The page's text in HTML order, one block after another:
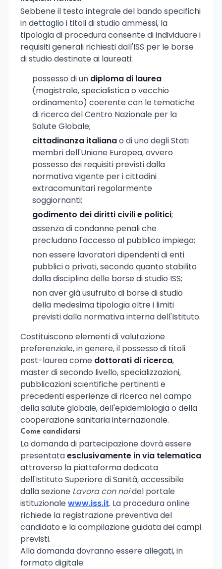
Sebbene il testo integrale del bando specifichi
in dettaglio i titoli di studio ammessi, la
tipologia di procedura consente di individuare i
requisiti generali richiesti dall'ISS per le borse
di studio destinate ai laureati:
possesso di un diploma di laurea
(magistrale, specialistica o vecchio
ordinamento) coerente con le tematiche
di ricerca del Centro Nazionale per la
Salute Globale;
cittadinanza italianao di uno degli Stati
membri dell'Unione Europea, ovvero
possesso dei requisiti previsti dalla
normativa vigente per i cittadini
extracomunitari regolarmente
soggiornanti;
godimento dei diritti civili e politici;
assenza di condanne penali che
precludano l'accesso al pubblico impiego;
non essere lavoratori dipendenti di enti
pubblici o privati, secondo quanto stabilito
dalla disciplina delle borse di studio ISS;
non aver già usufruito di borse di studio
della medesima tipologia oltre i limiti
previsti dalla normativa interna dell'Istituto.
Costituiscono elementi di valutazione
preferenziale, in genere, il possesso di titoli
post-laurea come dottorati di ricerca,
master di secondo livello, specializzazioni,
pubblicazioni scientifiche pertinenti e
precedenti esperienze di ricerca nel campo
della salute globale, dell'epidemiologia o della
cooperazione sanitaria internazionale.
Come candidarsi
La domanda di partecipazione dovrà essere
presentataesclusivamente in via telematica
attraverso la piattaforma dedicata
dell'Istituto Superiore di Sanità, accessibile
dalla sezione Lavora con noidel portale
istituzionalewww.iss.it. La procedura online
richiede la registrazione preventiva del
candidato e la compilazione guidata dei campi
previsti.
Alla domanda dovranno essere allegati, in
formato digitale: